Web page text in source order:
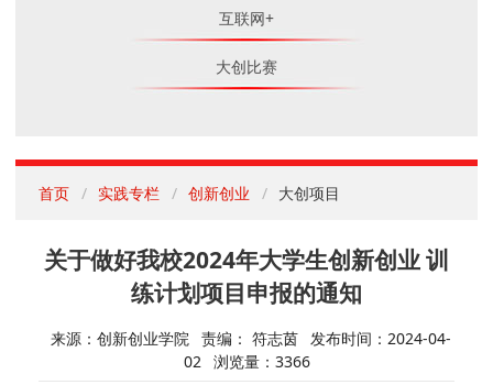
互联网+
大创比赛
首页 实践专栏 创新创业 大创项目
关于做好我校2024年大学生创新创业 训
练计划项目申报的通知
来源：创新创业学院 责编： 符志茵
发布时间：2024-04-
02
浏览量： 3366